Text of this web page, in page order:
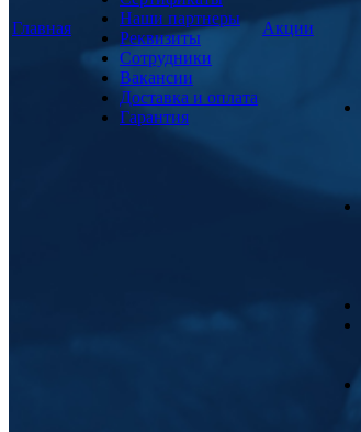
Главная
Наши партнеры
Реквизиты
Сотрудники
Вакансии
Доставка и оплата
Гарантия
Акции